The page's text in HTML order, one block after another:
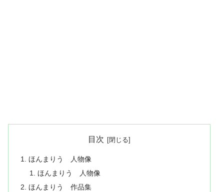
目次
ほんまりう 人物像
ほんまりう 人物像
ほんまりう 作品集